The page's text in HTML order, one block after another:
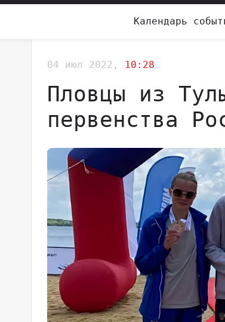
Календарь
04 июл 2022, 10:28
Пловцы из
первенства